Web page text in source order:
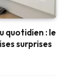
quotidien : le
surprises